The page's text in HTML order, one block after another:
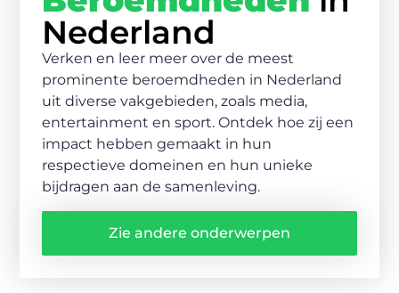
Nederland
Verken en leer meer over de meest
prominente beroemdheden in Nederland
uit diverse vakgebieden, zoals media,
entertainment en sport. Ontdek hoe zij een
impact hebben gemaakt in hun
respectieve domeinen en hun unieke
bijdragen aan de samenleving.
Zie andere onderwerpen